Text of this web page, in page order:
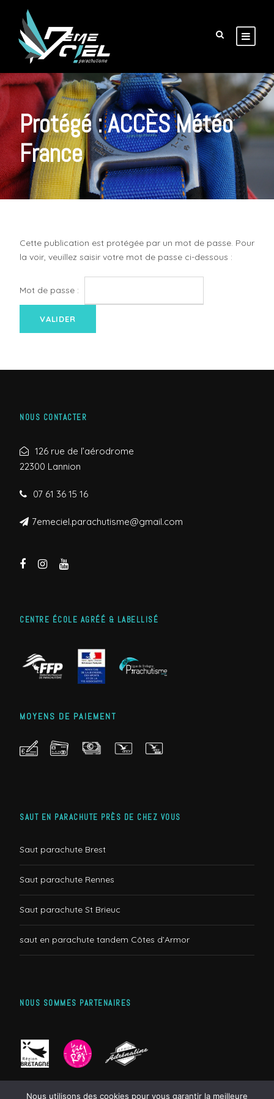
Protégé : ACCÈS Météo
France
Cette publication est protégée par un mot de passe. Pour
la voir, veuillez saisir votre mot de passe ci-dessous :
Mot de passe :
NOUS CONTACTER
126 rue de l’aérodrome
22300 Lannion
07 61 36 15 16
7emeciel.parachutisme@gmail.com
CENTRE ÉCOLE AGRÉÉ & LABELLISÉ
MOYENS DE PAIEMENT
SAUT EN PARACHUTE PRÈS DE CHEZ VOUS
Saut parachute Brest
Saut parachute Rennes
Saut parachute St Brieuc
saut en parachute tandem Côtes d’Armor
NOUS SOMMES PARTENAIRES
Nous utilisons des cookies pour vous garantir la meilleure